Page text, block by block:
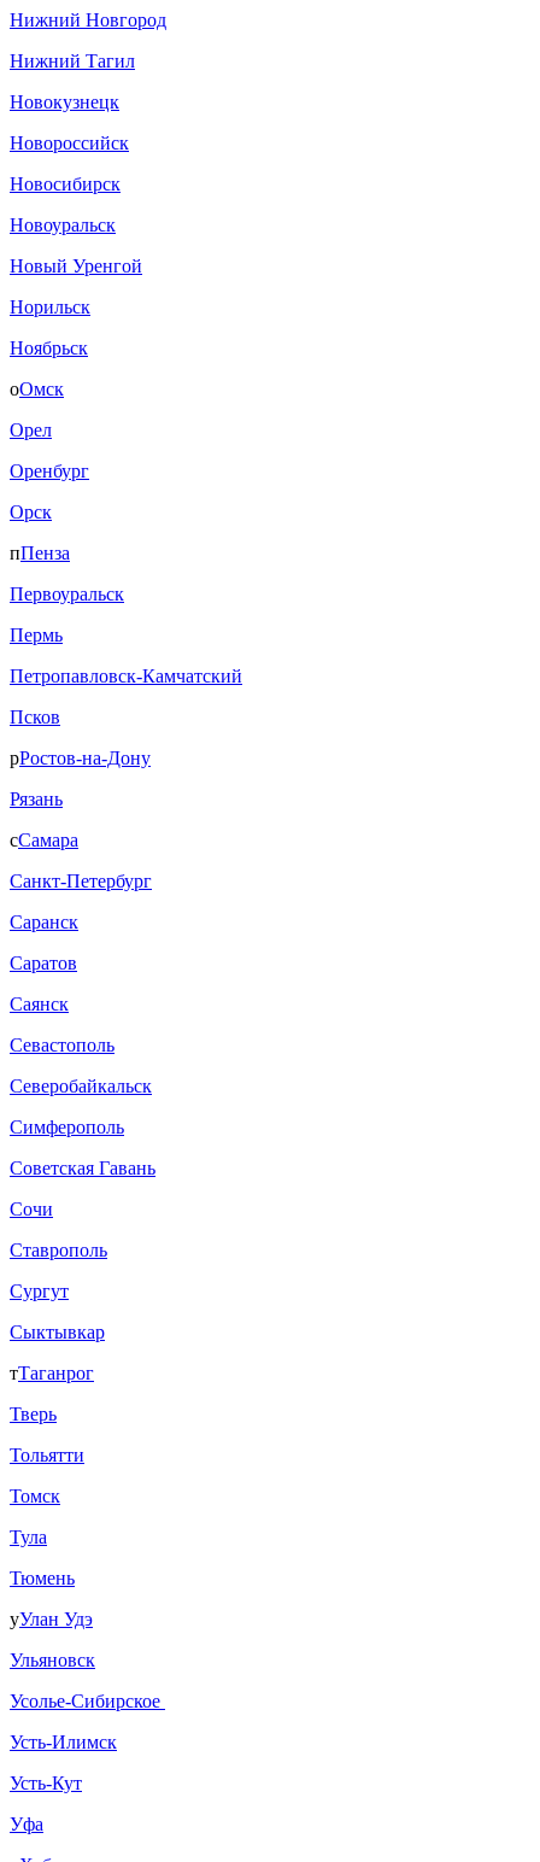
Нижний Новгород
Нижний Тагил
Новокузнецк
Новороссийск
Новосибирск
Новоуральск
Новый Уренгой
Норильск
Ноябрьск
оОмск
Орел
Оренбург
Орск
пПенза
Первоуральск
Пермь
Петропавловск-Камчатский
Псков
рРостов-на-Дону
Рязань
сСамара
Санкт-Петербург
Саранск
Саратов
Саянск
Севастополь
Северобайкальск
Симферополь
Советская Гавань
Сочи
Ставрополь
Сургут
Сыктывкар
тТаганрог
Тверь
Тольятти
Томск
Тула
Тюмень
уУлан Удэ
Ульяновск
Усолье-Сибирское
Усть-Илимск
Усть-Кут
Уфа